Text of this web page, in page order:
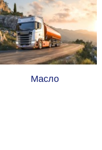
Масло